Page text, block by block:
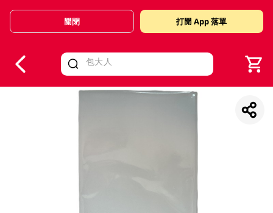
Valid Until 30 June 2026
關閉 打開 App 落單